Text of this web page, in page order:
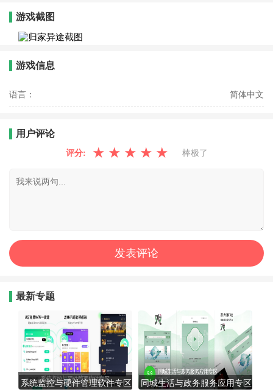
游戏截图
游戏信息
语言： 简体中文
用户评论
评分: ★ ★ ★ ★ ★ 棒极了
最新专题
系统监控与硬件管理软件专区 同城生活与政务服务应用专区